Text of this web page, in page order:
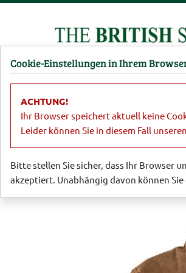
Damen Herren Barbour
Cookie-Einstellungen in Ihrem
ACHTUNG!
Ihr Browser speichert aktuell keine
Leider können Sie in diesem Fall
Bitte stellen Sie sicher, dass Ihr Browser
akzeptiert. Unabhängig davon können